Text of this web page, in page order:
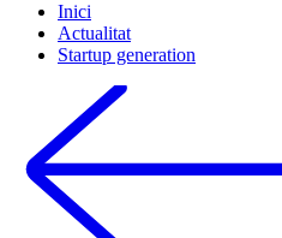
Inici
Actualitat
Startup generation